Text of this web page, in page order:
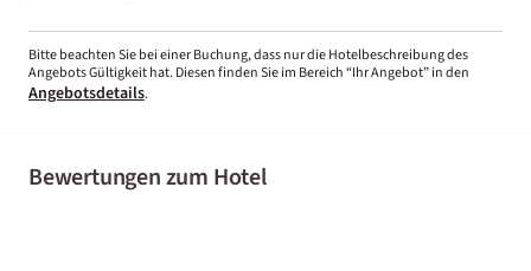
Bitte beachten Sie bei einer Buchung, dass nur die Hotelbeschreibung des
Angebots Gültigkeit hat. Diesen finden Sie im Bereich “Ihr Angebot” in den
Angebotsdetails.
Bewertungen zum Hotel